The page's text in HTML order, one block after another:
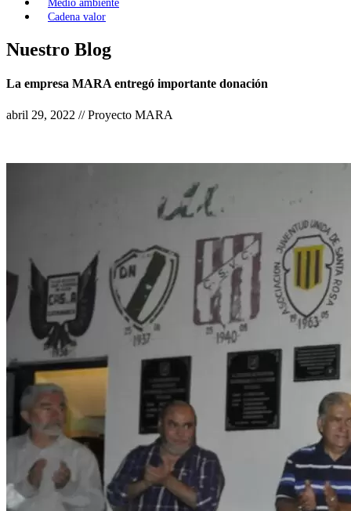
Medio ambiente
Cadena valor
Nuestro Blog
La empresa MARA entregó importante donación
abril 29, 2022 // Proyecto MARA